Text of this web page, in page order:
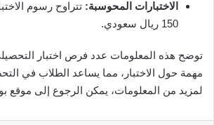
الاختبارات المحوسبة: تتراوح رسوم
150 ريال سعودي.
مهمة حول الاختبار، مما يساعد الطلاب في
لمزيد من المعلومات، يمكن الرجوع إلى موقع